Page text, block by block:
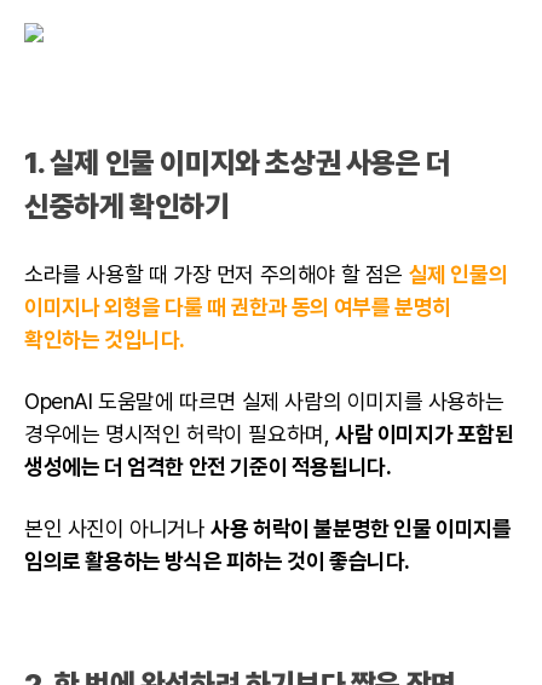
1. 실제 인물 이미지와 초상권 사용은 더
신중하게 확인하기
소라를 사용할 때 가장 먼저 주의해야 할 점은 실제 인물의
이미지나 외형을 다룰 때 권한과 동의 여부를 분명히
확인하는 것입니다.
OpenAI 도움말에 따르면 실제 사람의 이미지를 사용하는
경우에는 명시적인 허락이 필요하며,사람 이미지가 포함된
생성에는 더 엄격한 안전 기준이 적용됩니다.
본인 사진이 아니거나사용 허락이 불분명한 인물 이미지를
임의로 활용하는 방식은 피하는 것이 좋습니다.